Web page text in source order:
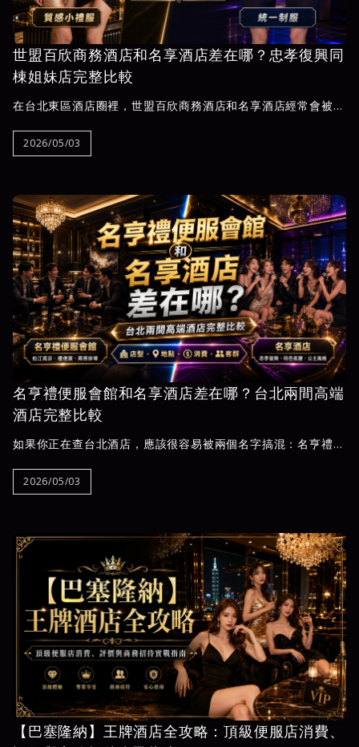
世盟百欣商務酒店和名享酒店差在哪？忠孝復興同
棟姐妹店完整比較
在台北東區酒店圈裡，世盟百欣商務酒店和名享酒店經常會被放
號，鄰近捷運忠孝復興站與SOGO商圈，而且彼此屬於同棟樓的
姐妹店配置。對第一次查台北酒店的人來說，很容易以為兩間只
2026/05/03
名亨禮便服會館和名享酒店差在哪？台北兩間高端
酒店完整比較
如果你正在查台北酒店，應該很容易被兩個名字搞混：名亨禮便
近，加上都屬於台北高端酒店圈內知名店家，因此不少第一次了
解台北酒店的人，常會以為它們是同一家，或是不清楚到底該怎
2026/05/03
【巴塞隆納】王牌酒店全攻略：頂級便服店消費、